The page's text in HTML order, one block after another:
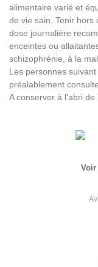
alimentaire varié et
de vie sain. Tenir hors
dose journalière
enceintes ou
schizophrénie, à la
Les personnes
préalablement
A conserver à l'abri de
Voir